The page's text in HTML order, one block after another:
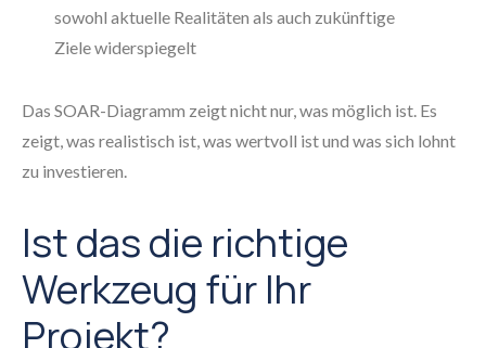
sowohl aktuelle Realitäten als auch zukünftige
Ziele widerspiegelt
Das SOAR-Diagramm zeigt nicht nur, was möglich ist. Es
zeigt, was realistisch ist, was wertvoll ist und was sich lohnt
zu investieren.
Ist das die richtige
Werkzeug für Ihr
Projekt?